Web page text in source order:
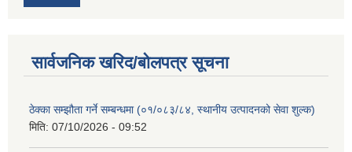
सार्वजनिक खरिद/बोलपत्र सूचना
ठेक्का सम्झौता गर्ने सम्बन्धमा (०१/०८३/८४, स्थानीय उत्पादनको सेवा शुल्क)
मिति: 07/10/2026 - 09:52